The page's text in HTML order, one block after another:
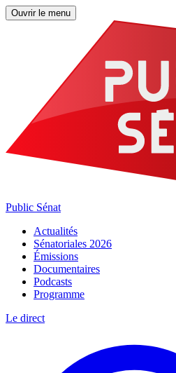
Ouvrir le menu
Public Sénat
Actualités
Sénatoriales 2026
Émissions
Documentaires
Podcasts
Programme
Le direct